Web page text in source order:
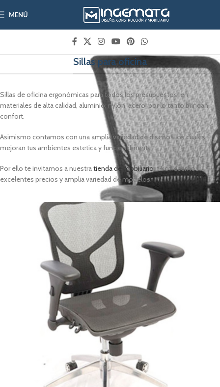
MENÚ
Sillas para oficina
Sillas de oficina ergonómicas para todos los presupuestos, en
materiales de alta calidad, aluminio, nylon, acero, por lo tanto brindan
confort.
Asimismo contamos con una amplia variedad de diseños los cuales
mejoran tus ambientes estetica y funcionalmente.
Por ello te invitamos a nuestratienda de mobiliario, te ofrecemos
excelentes precios y amplia variedad de modelos.